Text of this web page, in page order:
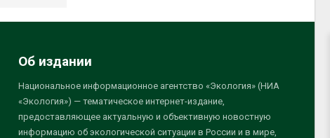
Об издании
Национальное информационное агентство «Экология» (НИА
«Экология») — тематическое интернет-издание,
предоставляющее актуальную и объективную новостную
информацию об экологической ситуации в России и в мире,